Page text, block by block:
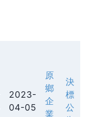
2023-
04-05
原
鄉
企
業
決
標
公